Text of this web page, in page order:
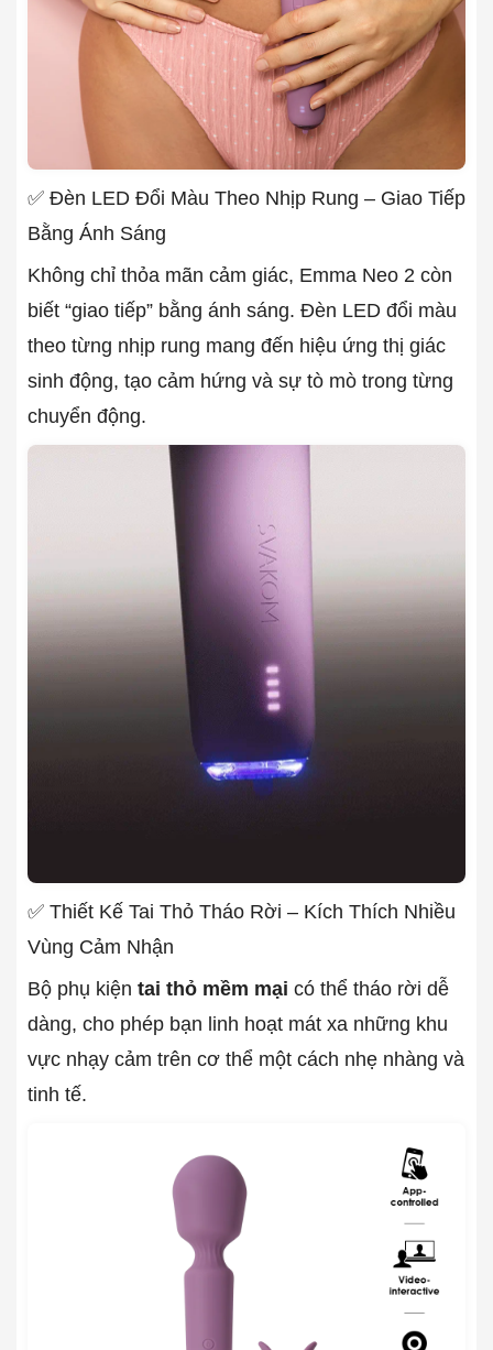
✅ Đèn LED Đổi Màu Theo Nhịp Rung – Giao Tiếp
Bằng Ánh Sáng
Không chỉ thỏa mãn cảm giác, Emma Neo 2 còn
biết “giao tiếp” bằng ánh sáng. Đèn LED đổi màu
theo từng nhịp rung mang đến hiệu ứng thị giác
sinh động, tạo cảm hứng và sự tò mò trong từng
chuyển động.
✅ Thiết Kế Tai Thỏ Tháo Rời – Kích Thích Nhiều
Vùng Cảm Nhận
Bộ phụ kiện tai thỏ mềm mại có thể tháo rời dễ
dàng, cho phép bạn linh hoạt mát xa những khu
vực nhạy cảm trên cơ thể một cách nhẹ nhàng và
tinh tế.